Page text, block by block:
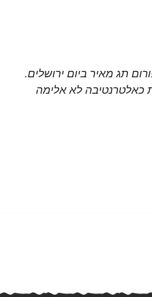
תג מאיר ביום ירושלים.
כאלטרנטיבה לא אלימה